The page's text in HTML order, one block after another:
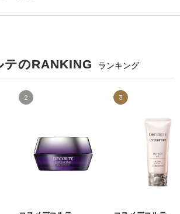
テのRANKING ランキング
2 3